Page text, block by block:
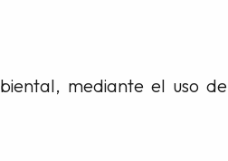
mediante el uso de